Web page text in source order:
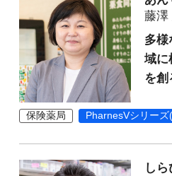
藤澤
多様
域に
を創
保険薬局 PharnesVシリーズ
し